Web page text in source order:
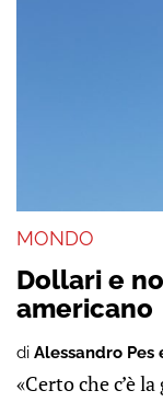
MONDO
Dollari e
americano
di Alessandro Pes
«Certo che c’è